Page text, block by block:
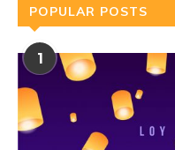
POPULAR POSTS
1